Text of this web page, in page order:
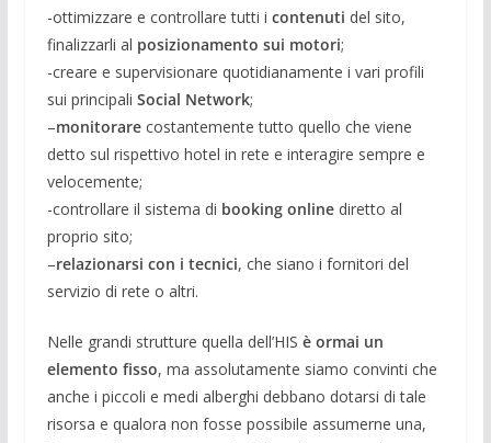
-ottimizzare e controllare tutti i contenuti del sito,
finalizzarli al posizionamento sui motori;
-creare e supervisionare quotidianamente i vari profili
sui principali Social Network;
–monitorarecostantemente tutto quello che viene
detto sul rispettivo hotel in rete e interagire sempre e
velocemente;
-controllare il sistema di booking onlinediretto al
proprio sito;
–relazionarsi con i tecnici, che siano i fornitori del
servizio di rete o altri.
Nelle grandi strutture quella dell’HIS è ormai un
elemento fisso, ma assolutamente siamo convinti che
anche i piccoli e medi alberghi debbano dotarsi di tale
risorsa e qualora non fosse possibile assumerne una,